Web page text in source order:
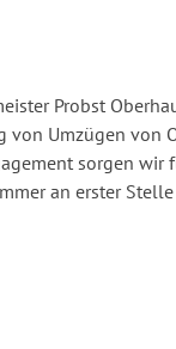
Probst
von Umzügen von
sorgen wir
an erster